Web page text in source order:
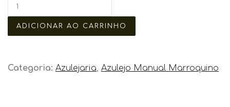
Categoria: Azulejaria, Azulejo Manual Marroquino